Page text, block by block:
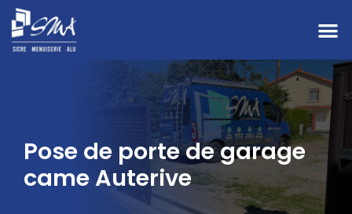
Pose de porte de garage
came Auterive